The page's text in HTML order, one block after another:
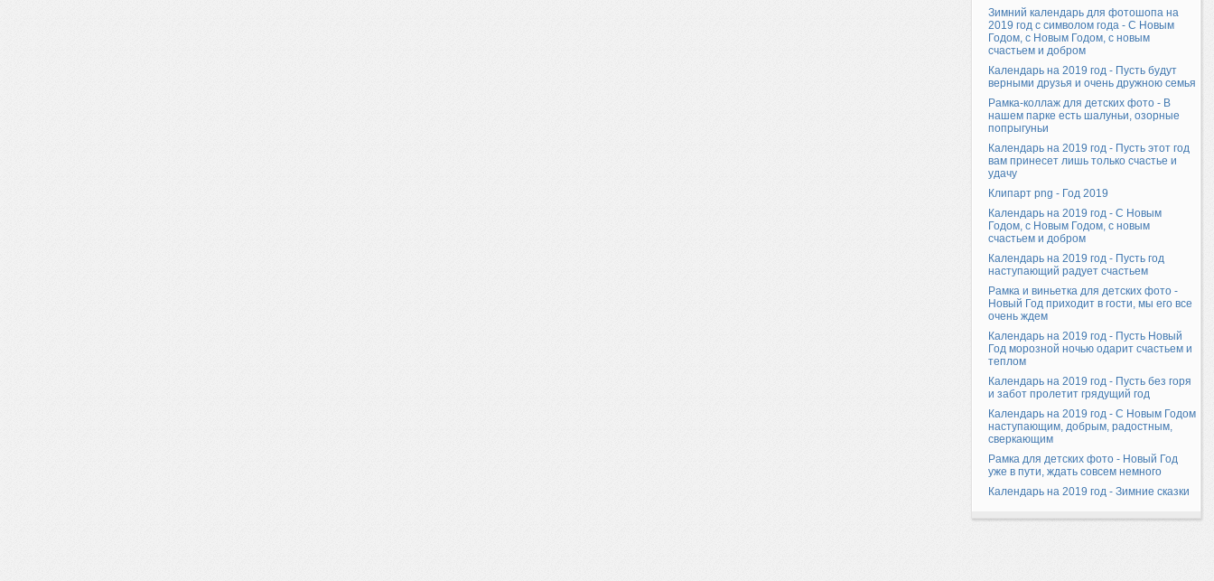
Зимний календарь для фотошопа на
2019 год с символом года - С Новым
Годом, с Новым Годом, с новым
счастьем и добром
Календарь на 2019 год - Пусть будут
верными друзья и очень дружною семья
Рамка-коллаж для детских фото - В
нашем парке есть шалуньи, озорные
попрыгуньи
Календарь на 2019 год - Пусть этот год
вам принесет лишь только счастье и
удачу
Клипарт png - Год 2019
Календарь на 2019 год - С Новым
Годом, с Новым Годом, с новым
счастьем и добром
Календарь на 2019 год - Пусть год
наступающий радует счастьем
Рамка и виньетка для детских фото -
Новый Год приходит в гости, мы его все
очень ждем
Календарь на 2019 год - Пусть Новый
Год морозной ночью одарит счастьем и
теплом
Календарь на 2019 год - Пусть без горя
и забот пролетит грядущий год
Календарь на 2019 год - С Новым Годом
наступающим, добрым, радостным,
сверкающим
Рамка для детских фото - Новый Год
уже в пути, ждать совсем немного
Календарь на 2019 год - Зимние сказки